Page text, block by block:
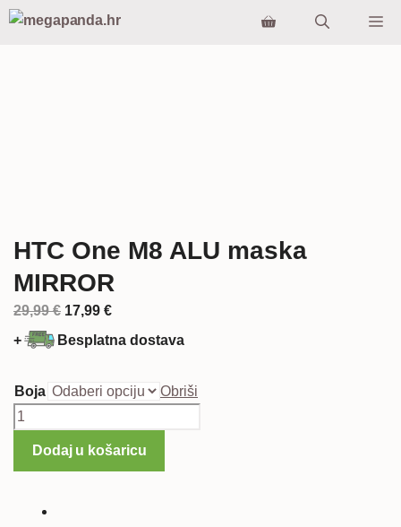
Preskoči
HTC One M8 ALU maska
MIRROR
29,99€ Izvorna
cijena
29,99 €.
17,99 €Trenutna
cijena
+ Besplatna dostava
Boja
Obriši
HTC
Dodaj u košaricu